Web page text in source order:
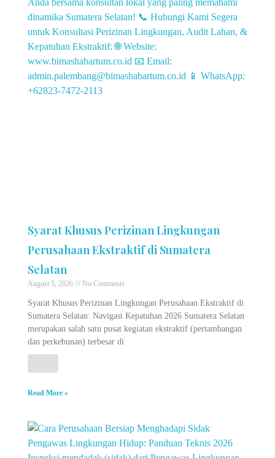
Syarat Khusus Perizinan Lingkungan
Perusahaan Ekstraktif di Sumatera
Selatan
August 5, 2026 No Comments
Syarat Khusus Perizinan Lingkungan Perusahaan Ekstraktif di
Sumatera Selatan: Navigasi Kepatuhan 2026 Sumatera Selatan
merupakan salah satu pusat kegiatan ekstraktif (pertambangan
dan perkebunan) terbesar di
Read More »